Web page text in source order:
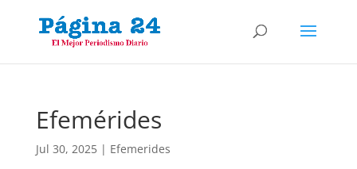
Efemérides
Jul 30, 2025| Efemerides